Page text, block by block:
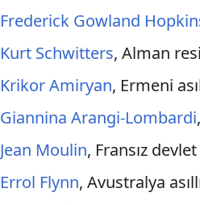
Frederick Gowland
Kurt Schwitters, Alman
Krikor Amiryan, Ermeni
Giannina Arangi-Lombardi
Jean Moulin, Fransız
Errol Flynn, Avustralya